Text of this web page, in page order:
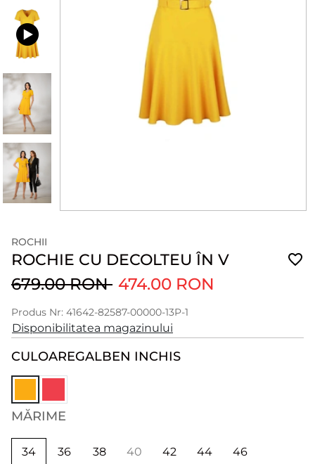
ROCHII
ROCHIE CU DECOLTEU ÎN V
679.00 RON 474.00 RON
Produs Nr: 41642-82587-00000-13P-1
Disponibilitatea magazinului
CULOAREGALBEN INCHIS
MĂRIME
34 36 38 40 42 44
46